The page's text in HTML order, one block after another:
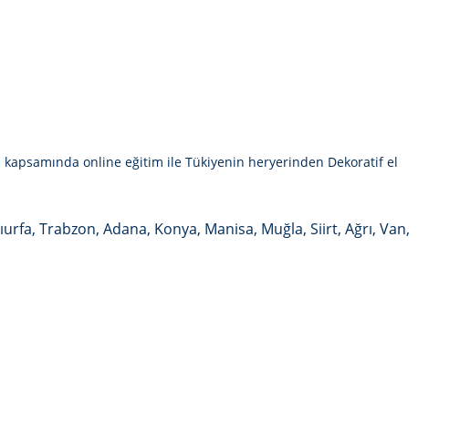
kapsamında online eğitim ile Tükiyenin heryerinden Dekoratif el
Trabzon, Adana, Konya, Manisa, Muğla, Siirt, Ağrı, Van,